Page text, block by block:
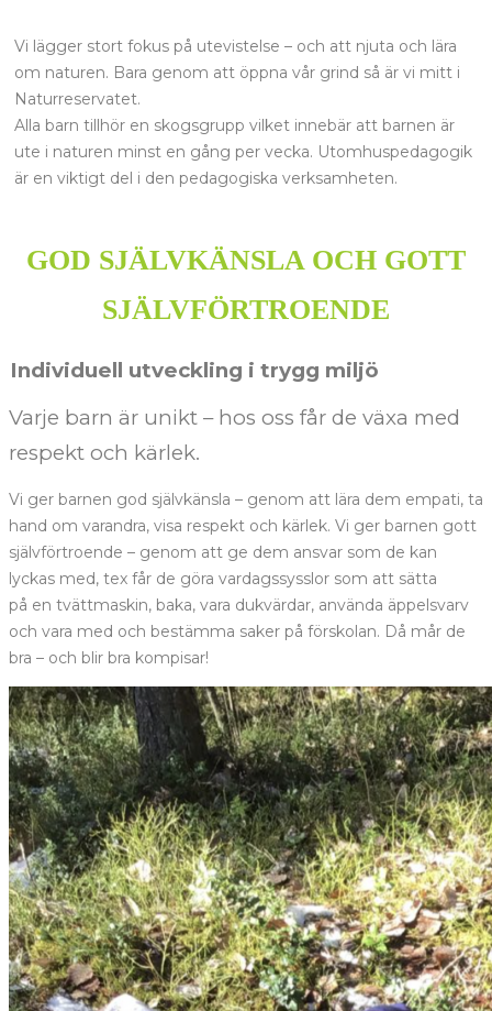
Vi lägger stort fokus på utevistelse – och att njuta och lära
om naturen. Bara genom att öppna vår grind så är vi mitt i
Naturreservatet.
Alla barn tillhör en skogsgrupp vilket innebär att barnen är
ute i naturen minst en gång per vecka. Utomhuspedagogik
är en viktigt del i den pedagogiska verksamheten.
GOD SJÄLVKÄNSLA OCH GOTT
SJÄLVFÖRTROENDE
utveckling i trygg miljö
Varje barn är unikt – hos oss får de växa med
respekt och kärlek.
Vi ger barnen god självkänsla – genom att lära dem empati, ta
hand om varandra, visa respekt och kärlek. Vi ger barnen gott
självförtroende – genom att ge dem ansvar som de kan
lyckas med, tex får de göra vardagssysslor som att sätta
på en tvättmaskin, baka, vara dukvärdar, använda äppelsvarv
och vara med och bestämma saker på förskolan. Då mår de
bra – och blir bra kompisar!